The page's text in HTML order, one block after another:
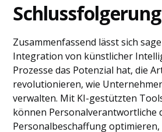
Schlussfolgerung
Zusammenfassend lässt sich
Integration von künstlicher
Prozesse das Potenzial hat, die
revolutionieren, wie
verwalten. Mit KI-gestützten
können Personalverantwortliche
Personalbeschaffung optimieren,